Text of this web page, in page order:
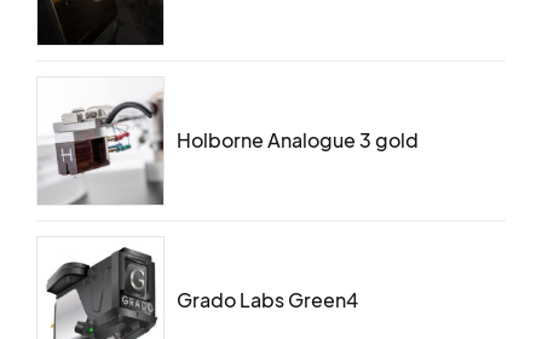
Holborne Analogue 3 gold
Grado Labs Green4